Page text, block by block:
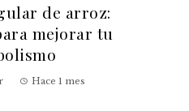
de arroz:
mejorar tu
Hace 1 mes